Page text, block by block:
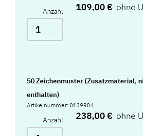
Anzahl 109,00 €
50 Zeichenmuster (Zusatzmaterial,
enthalten)
Artikelnummer: 0139904
Anzahl 238,00 €